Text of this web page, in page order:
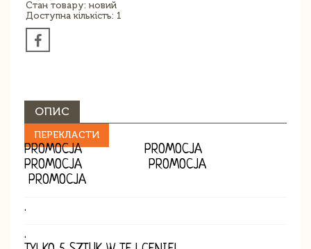
Стан товару: новий
Доступна кількість: 1
ОПИС
ПЕРЕКЛАСТИ
PROMOCJA PROMOCJA
PROMOCJA PROMOCJA
PROMOCJA
.
.